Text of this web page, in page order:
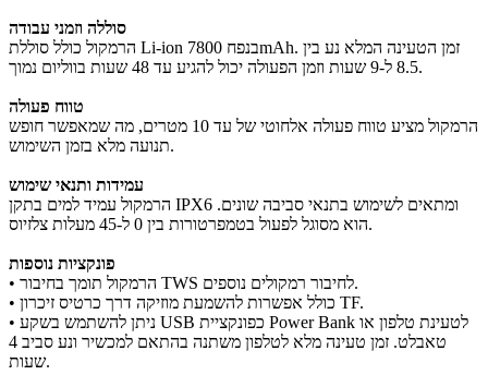
סוללה וזמני עבודה
הרמקול כולל סוללת Li-ion בנפח 7800mAh. זמן הטעינה המלא נע בין
8.5 ל-9 שעות וזמן הפעולה יכול להגיע עד 48 שעות בווליום נמוך.
טווח פעולה
הרמקול מציע טווח פעולה אלחוטי של עד 10 מטרים, מה שמאפשר חופש
תנועה מלא בזמן השימוש.
עמידות ותנאי שימוש
הרמקול עמיד למים בתקן IPX6 ומתאים לשימוש בתנאי סביבה שונים.
הוא מסוגל לפעול בטמפרטורות בין 0 ל-45 מעלות צלזיוס.
פונקציות נוספות
• הרמקול תומך בחיבור TWS לחיבור רמקולים נוספים.
• כולל אפשרות להשמעת מוזיקה דרך כרטיס זיכרון TF.
• ניתן להשתמש בשקע USB כפונקציית Power Bank לטעינת טלפון או
טאבלט. זמן טעינה מלא לטלפון משתנה בהתאם למכשיר ונע סביב 4
שעות.